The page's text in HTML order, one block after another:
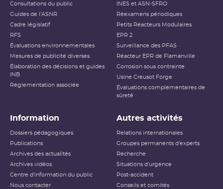
Consultations du public
Guides de l'ASNR
Cadre législatif
RFS
Évaluations environnementales
Mesures de publicité diverses
Élaboration des décisions et guides
INB
Réglementation associée
INES et ASN-SFRO
Réexamens périodiques
Petits Réacteurs Modulaires
EPR 2
Surveillance des PFAS
Réacteur EPR de Flamanville
Corrosion sous contrainte
Usine Creusot Forge
Évaluations complémentaires de
sûreté
Information
Dossiers pédagogiques
Publications
Archives des actualités
Archives vidéos
Centre d'information du public
Nous contacter
Autres activités
Relations internationales
Groupes permanents d'experts
Recherche
Situations d'urgence
Post-accident
Conseils et comités